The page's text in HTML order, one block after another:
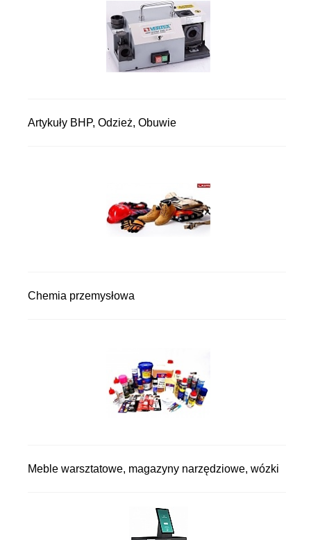
Artykuły BHP, Odzież, Obuwie
Chemia przemysłowa
Meble warsztatowe, magazyny narzędziowe, wózki